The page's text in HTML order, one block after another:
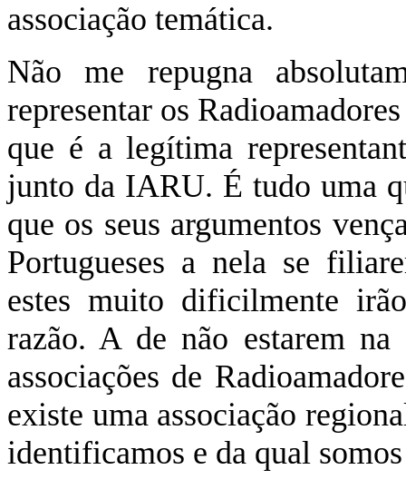
associação temática.
Não me repugna
representar os
que é a legítima
junto da IARU. É tudo uma
que os seus argumentos
Portugueses a nela se
estes muito dificilmente
razão. A de não estarem
associações de
existe uma associação
identificamos e da qual